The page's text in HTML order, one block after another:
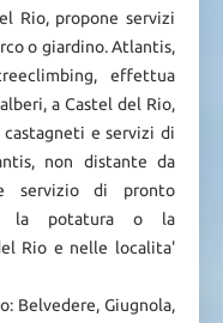
Rio, propone servizi
o giardino. Atlantis,
effettua
a Castel del Rio,
e servizi di
non distante da
servizio di pronto
la potatura o la
Rio e nelle localita'
Belvedere, Giugnola,